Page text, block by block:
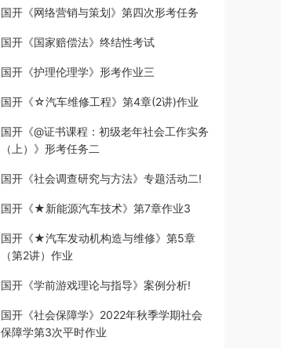
国开《网络营销与策划》第四次形考任务
国开《国家赔偿法》终结性考试
国开《护理伦理学》形考作业三
国开《☆汽车维修工程》第4章(2讲)作业
国开《@证书课程：初级老年社会工作实务
（上）》形考任务二
国开《社会调查研究与方法》专题活动二!
国开《★新能源汽车技术》第7章作业3
国开《★汽车发动机构造与维修》第5章
（第2讲）作业
国开《学前游戏理论与指导》案例分析!
国开《社会保障学》2022年秋季学期社会
保障学第3次平时作业